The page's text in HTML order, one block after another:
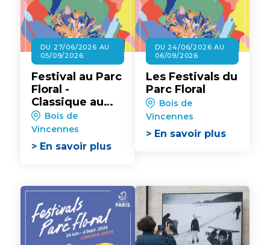
DU 27/06/2026 AU
05/09/2026
Festival au Parc
Floral -
Classique au
VertBois de
Vincennes
> En savoir plus
DU 24/06/2026 AU
06/09/2026
Les Festivals du
Parc Floral
Bois de
Vincennes
> En savoir plus